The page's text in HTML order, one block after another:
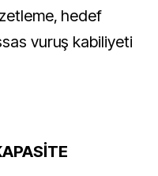
hedef
vuruş kabiliyeti